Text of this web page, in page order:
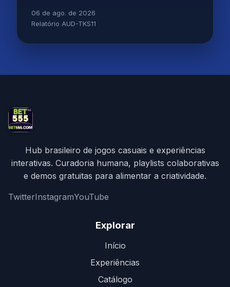
06 de ago. de 2026
Relatório AUD-TKS11
Hub brasileiro de jogos casuais e experiências
interativas. Curadoria humana, playlists colaborativas
e demos gratuitas para alimentar a criatividade.
TwitterInstagramYouTube
Explorar
Início
Experiências
Catálogo